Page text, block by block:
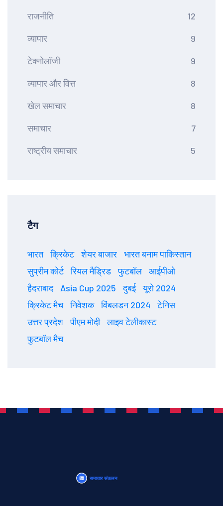
राजनीति 12
व्यापार 9
टेक्नोलॉजी 9
व्यापार और वित्त 8
खेल समाचार 8
समाचार 7
राष्ट्रीय समाचार 5
टैग
भारत क्रिकेट शेयर बाजार
भारत बनाम पाकिस्तान
सुप्रीम कोर्ट
रियल मैड्रिड फुटबॉल
आईपीओ
हैदराबाद
Asia Cup 2025 दुबई
यूरो 2024
क्रिकेट मैच
निवेशक विंबलडन 2024
टेनिस
उत्तर प्रदेश
पीएम मोदी
लाइव टेलीकास्ट
फुटबॉल मैच